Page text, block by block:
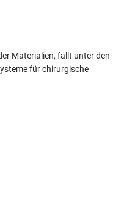
Materialien, fällt unter den
für chirurgische